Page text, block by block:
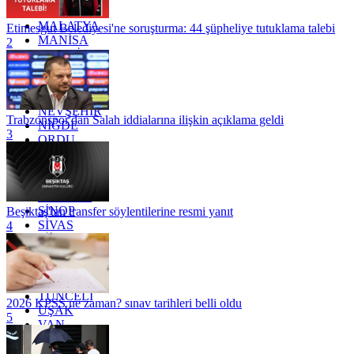
KİLİS
MALATYA
MANİSA
MARDİN
MERSİN
MUĞLA
MUŞ
NEVŞEHİR
NİĞDE
ORDU
OSMANİYE
RİZE
SAKARYA
SİNOP
SİVAS
SİİRT
TEKİRDAĞ
TOKAT
TRABZON
TUNCELİ
UŞAK
VAN
YALOVA
Etimesgut Belediyesi'ne soruşturma: 44 şüpheliye tutuklama talebi
2
Trabzonspor'dan Salah iddialarına ilişkin açıklama geldi
3
Beşiktaş'tan transfer söylentilerine resmi yanıt
4
2026 KPSS ne zaman? sınav tarihleri belli oldu
5